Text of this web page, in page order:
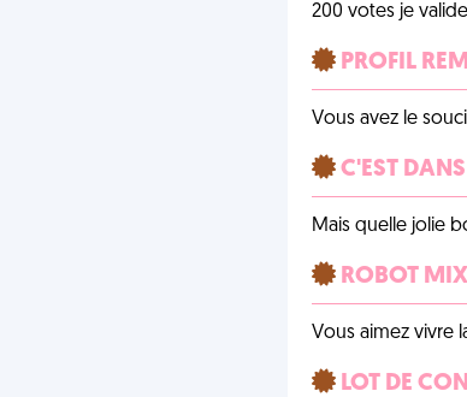
200 votes je
PROFIL
Vous avez le
C'EST
Mais quelle jolie
ROBOT
Vous aimez vivre
LOT DE